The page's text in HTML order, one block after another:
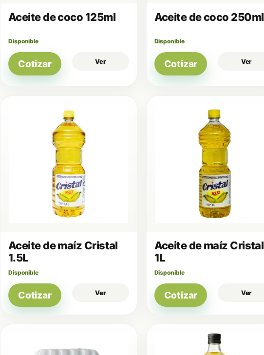
Aceite de coco 125ml
Disponible
Cotizar Ver
Aceite de coco 250ml
Disponible
Cotizar Ver
Aceite de maíz Cristal
1.5L
Disponible
Cotizar Ver
Aceite de maíz Cristal
1L
Disponible
Cotizar Ver